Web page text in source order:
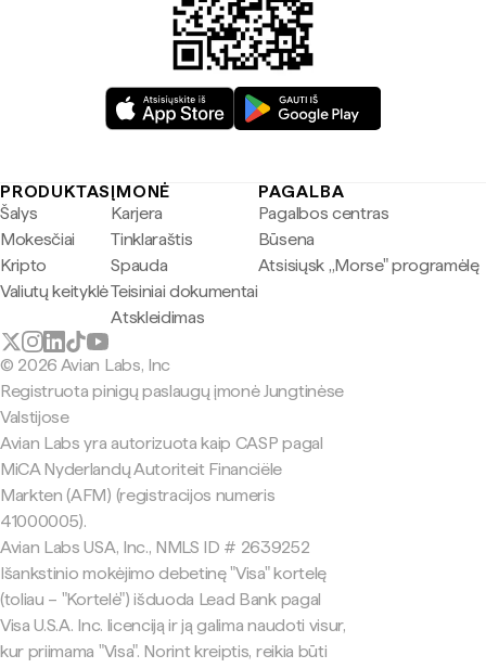
PRODUKTAS
Šalys
Mokesčiai
Kripto
Valiutų keityklė
ĮMONĖ
Karjera
Tinklaraštis
Spauda
Teisiniai dokumentai
Atskleidimas
PAGALBA
Pagalbos centras
Būsena
Atsisiųsk „Morse" programėlę
© 2026 Avian Labs, Inc
Registruota pinigų paslaugų įmonė Jungtinėse
Valstijose
Avian Labs yra autorizuota kaip CASP pagal
MiCA Nyderlandų Autoriteit Financiële
Markten (AFM) (registracijos numeris
41000005).
Avian Labs USA, Inc., NMLS ID # 2639252
Išankstinio mokėjimo debetinę "Visa" kortelę
(toliau – "Kortelė") išduoda Lead Bank pagal
Visa U.S.A. Inc. licenciją ir ją galima naudoti visur,
kur priimama "Visa". Norint kreiptis, reikia būti